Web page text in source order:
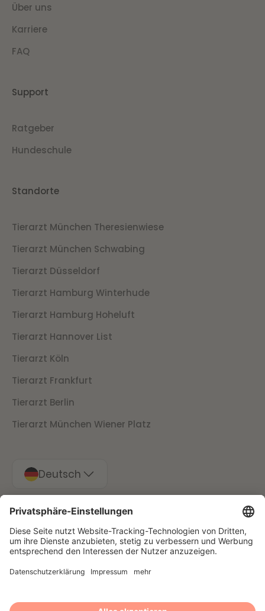
Über uns
Karriere
FAQ
Support
Ratgeber
Hundeschule
Standorte
Tierarzt München Theresienwiese
Tierarzt München Schwabing
Tierarzt Düsseldorf
Tierarzt Hamburg Winterhude
Tierarzt Hamburg Hoheluft
Tierarzt Hannover List
Tierarzt Köln
Tierarzt Frankfurt
Tierarzt Berlin
Tierarzt München Wiener Platz
Deutsch
ImpressumDatenschutzStornierungsbedingungen